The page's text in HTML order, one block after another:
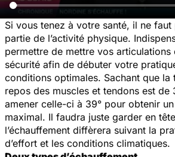
Si vous tenez à votre santé, il ne
partie de l’activité physique.
permettre de mettre vos articulations
sécurité afin de débuter votre
conditions optimales. Sachant que la
repos des muscles et tendons est de
amener celle-ci à 39° pour obtenir
maximal. Il faudra juste garder en
l’échauffement diffèrera suivant la
d’effort et les conditions climatiques.